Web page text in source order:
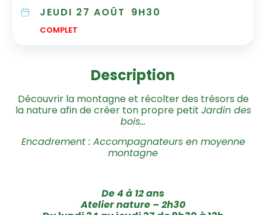
JEUDI 27 AOÛT 9H30
COMPLET
Description
Découvrir la montagne et récolter des trésors de
la nature afin de créer ton propre petit Jardin des
bois…
Encadrement : Accompagnateurs en moyenne
montagne
De 4 à 12 ans
Atelier nature – 2h30